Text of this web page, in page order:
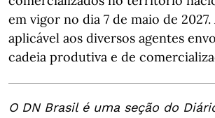
em vigor no dia 7 de maio de 2027.
aplicável aos diversos agentes
cadeia produtiva e de
O DN Brasil é uma seção do